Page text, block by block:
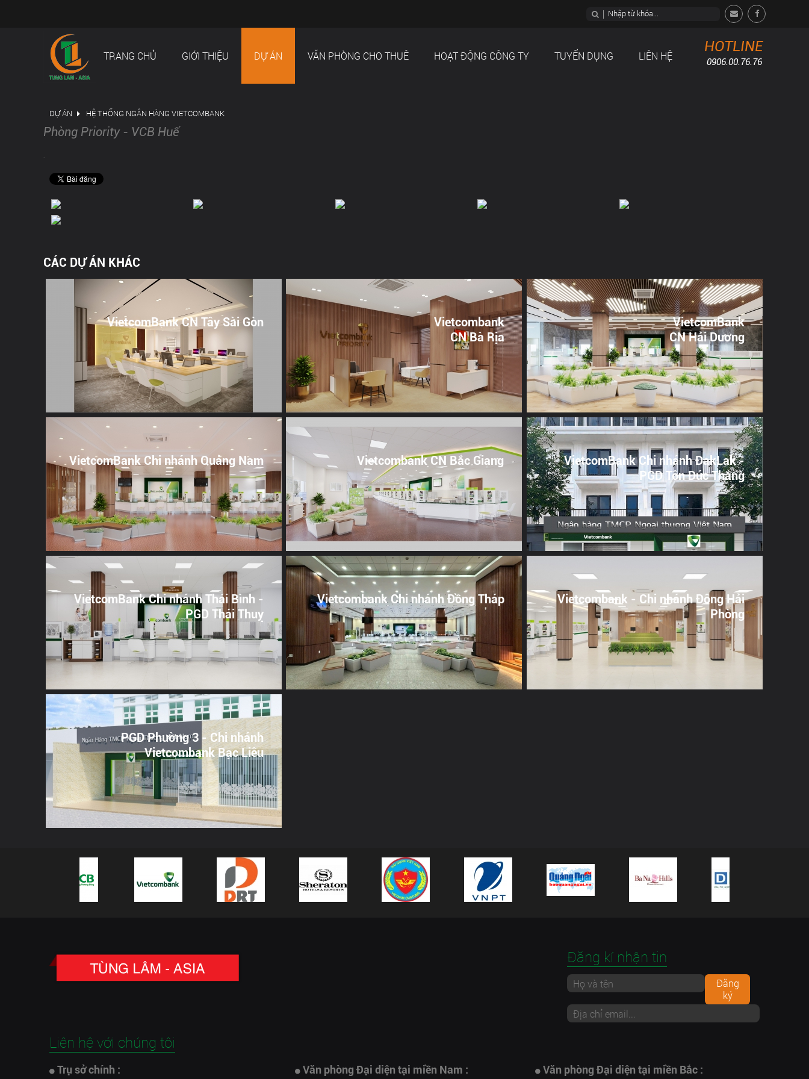
TRANG CHỦ GIỚI THIỆU DỰ ÁN VĂN PHÒNG CHO THUÊ HOẠT ĐỘNG CÔNG TY TUYỂN DỤNG LIÊN HỆ
HOTLINE
0906.00.76.76
DỰ ÁN HỆ THỐNG NGÂN HÀNG VIETCOMBANK
Phòng Priority - VCB Huế
CÁC DỰ ÁN KHÁC
VietcomBank CN Tây Sài Gòn
Vietcombank
CN Bà Rịa
VietcomBank
CN Hải Dương
VietcomBank Chi nhánh Quảng Nam Vietcombank CN Bắc Giang
VietcomBank Chi nhánh ĐakLak -
PGD Tôn Đức Thắng
VietcomBank Chi nhánh Thái Bình -
PGD Thái Thuỵ
Vietcombank Chi nhánh Đồng Tháp
Vietcombank - Chi nhánh Đông Hải
Phòng
PGD Phường 3 - Chi nhánh
Vietcombank Bạc Liêu
Đăng kí nhận tin
Đăng
ký
Liên hệ với chúng tôi
Trụ sở chính : Văn phòng Đại diện tại miền Nam : Văn phòng Đại diện tại miền Bắc :